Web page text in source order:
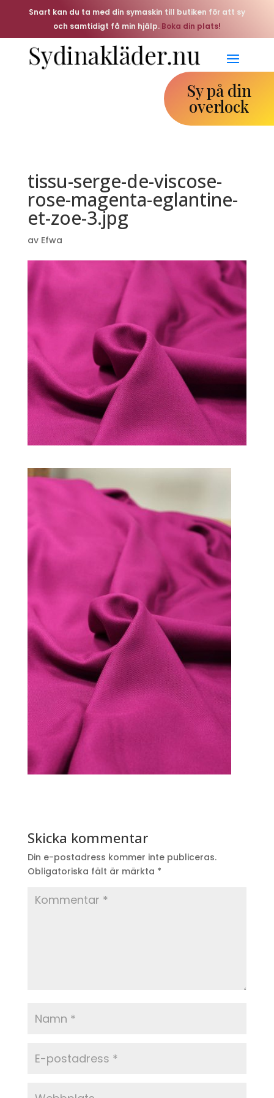
Snart kan du ta med din symaskin till butiken för att sy
och samtidigt få min hjälp. Boka din plats!
Sy på din
overlock
tissu-serge-de-viscose-
rose-magenta-eglantine-
et-zoe-3.jpg
av Efwa
Skicka kommentar
Din e-postadress kommer inte publiceras.
Obligatoriska fält är märkta *